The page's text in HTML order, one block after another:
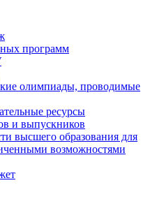
программ
олимпиады, проводимые
ресурсы
и выпускников
высшего образования для
возможностями